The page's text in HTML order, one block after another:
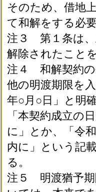
そのため、借地
て和解をする必
注３ 第１条は、
解除されたこと
注４ 和解契約の
他の明渡期限を
年○月○日」と明
「本契約成立の
に」とか、「令
内に」という記
る。
注５ 明渡猶予期